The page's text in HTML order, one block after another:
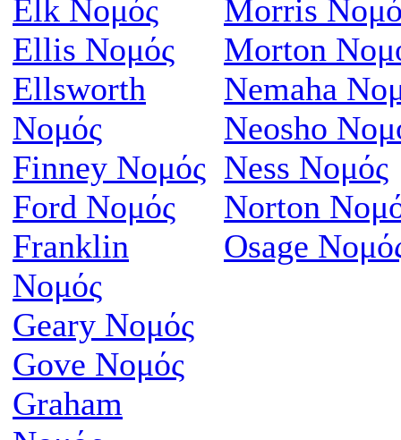
Elk Νομός
Ellis Νομός
Ellsworth
Νομός
Finney Νομός
Ford Νομός
Franklin
Νομός
Geary Νομός
Gove Νομός
Graham
Morris
Morton
Nemaha
Neosho
Ness Νομός
Norton
Osage